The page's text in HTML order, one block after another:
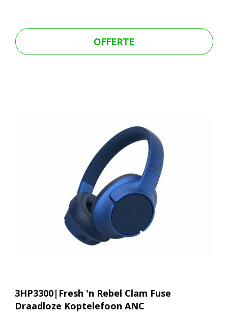
OFFERTE
3HP3300|Fresh 'n Rebel Clam Fuse
Draadloze Koptelefoon ANC